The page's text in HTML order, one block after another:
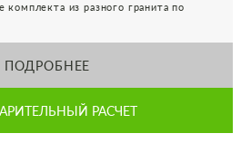
комплекта из разного гранита по
ПОДРОБНЕЕ
РАСЧЕТ